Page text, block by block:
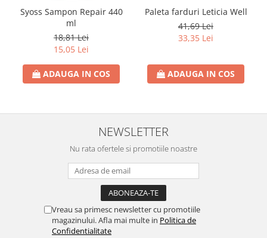
Detergent Bebelusi Ariel
Sampon Bebelusi
Pasta de dinti *B*
Periuta de Dinti Electrica Copii
Servetele Umede Adulti
Ingrijire Personala
Absorbante
Absorbante & Tampoane
Syoss Sampon Repair 440
ml
18,81 Lei
15,05 Lei
ADAUGA IN COS
Paleta farduri Leticia Well
41,69 Lei
33,35 Lei
ADAUGA IN COS
NEWSLETTER
Nu rata ofertele si promotiile noastre
Vreau sa primesc newsletter cu promotiile
magazinului. Afla mai multe in Politica de
Confidentialitate